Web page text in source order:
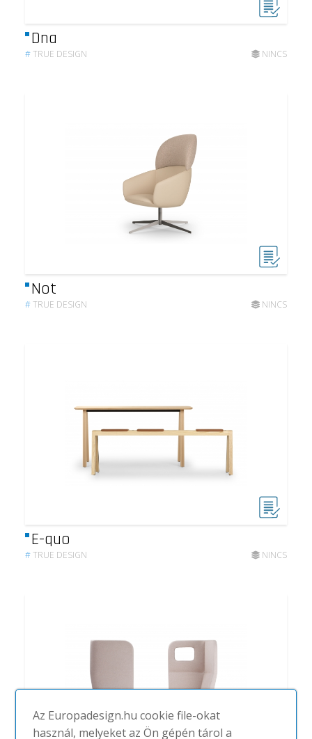
Dna
#TRUE DESIGN NINCS
Not
#TRUE DESIGN NINCS
E-quo
#TRUE DESIGN NINCS
Az Europadesign.hu cookie file-okat
használ, melyeket az Ön gépén tárol a